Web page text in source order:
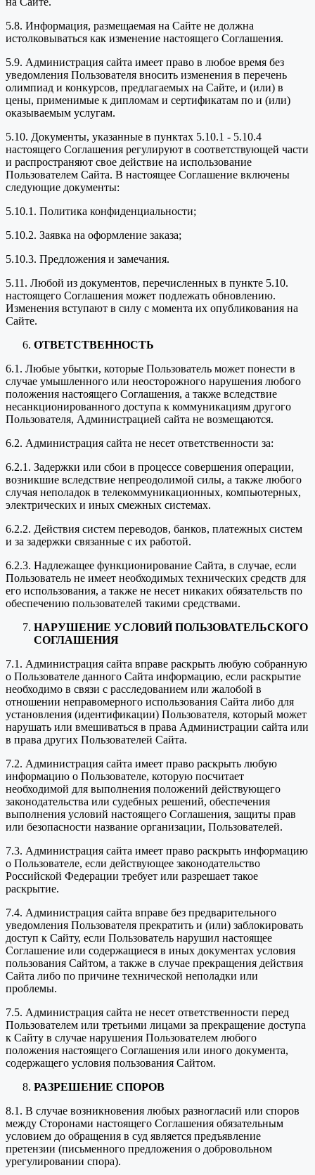
5.8. Информация, размещаемая на Сайте не должна
истолковываться как изменение настоящего Соглашения.
5.9. Администрация сайта имеет право в любое время без
уведомления Пользователя вносить изменения в перечень
олимпиад и конкурсов, предлагаемых на Сайте, и (или) в
цены, применимые к дипломам и сертификатам по и (или)
оказываемым услугам.
5.10. Документы, указанные в пунктах 5.10.1 - 5.10.4
настоящего Соглашения регулируют в соответствующей части
и распространяют свое действие на использование
Пользователем Сайта. В настоящее Соглашение включены
следующие документы:
5.10.1. Политика конфиденциальности;
5.10.2. Заявка на оформление заказа;
5.10.3. Предложения и замечания.
5.11. Любой из документов, перечисленных в пункте 5.10.
настоящего Соглашения может подлежать обновлению.
Изменения вступают в силу с момента их опубликования на
Сайте.
ОТВЕТСТВЕННОСТЬ
6.1. Любые убытки, которые Пользователь может понести в
случае умышленного или неосторожного нарушения любого
положения настоящего Соглашения, а также вследствие
несанкционированного доступа к коммуникациям другого
Пользователя, Администрацией сайта не возмещаются.
6.2. Администрация сайта не несет ответственности за:
6.2.1. Задержки или сбои в процессе совершения операции,
возникшие вследствие непреодолимой силы, а также любого
случая неполадок в телекоммуникационных, компьютерных,
электрических и иных смежных системах.
6.2.2. Действия систем переводов, банков, платежных систем
и за задержки связанные с их работой.
6.2.3. Надлежащее функционирование Сайта, в случае, если
Пользователь не имеет необходимых технических средств для
его использования, а также не несет никаких обязательств по
обеспечению пользователей такими средствами.
НАРУШЕНИЕ УСЛОВИЙ ПОЛЬЗОВАТЕЛЬСКОГО
СОГЛАШЕНИЯ
7.1. Администрация сайта вправе раскрыть любую собранную
о Пользователе данного Сайта информацию, если раскрытие
необходимо в связи с расследованием или жалобой в
отношении неправомерного использования Сайта либо для
установления (идентификации) Пользователя, который может
нарушать или вмешиваться в права Администрации сайта или
в права других Пользователей Сайта.
7.2. Администрация сайта имеет право раскрыть любую
информацию о Пользователе, которую посчитает
необходимой для выполнения положений действующего
законодательства или судебных решений, обеспечения
выполнения условий настоящего Соглашения, защиты прав
или безопасности название организации, Пользователей.
7.3. Администрация сайта имеет право раскрыть информацию
о Пользователе, если действующее законодательство
Российской Федерации требует или разрешает такое
раскрытие.
7.4. Администрация сайта вправе без предварительного
уведомления Пользователя прекратить и (или) заблокировать
доступ к Сайту, если Пользователь нарушил настоящее
Соглашение или содержащиеся в иных документах условия
пользования Сайтом, а также в случае прекращения действия
Сайта либо по причине технической неполадки или
проблемы.
7.5. Администрация сайта не несет ответственности перед
Пользователем или третьими лицами за прекращение доступа
к Сайту в случае нарушения Пользователем любого
положения настоящего Соглашения или иного документа,
содержащего условия пользования Сайтом.
РАЗРЕШЕНИЕ СПОРОВ
8.1. В случае возникновения любых разногласий или споров
между Сторонами настоящего Соглашения обязательным
условием до обращения в суд является предъявление
претензии (письменного предложения о добровольном
урегулировании спора).